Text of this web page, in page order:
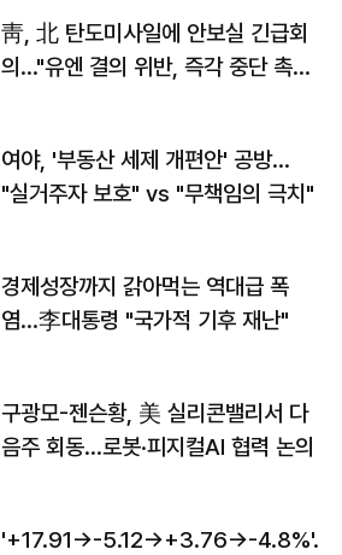
靑, 北 탄도미사일에 안보실 긴급회
의…"유엔 결의 위반, 즉각 중단 촉
여야, '부동산 세제 개편안' 공방…
"실거주자 보호" vs "무책임의 극치"
경제성장까지 갉아먹는 역대급 폭
염…李대통령 "국가적 기후 재난"
구광모-젠슨황, 美 실리콘밸리서 다
음주 회동…로봇·피지컬AI 협력 논의
'+17.91→-5.12→+3.76→-4.8%'…'